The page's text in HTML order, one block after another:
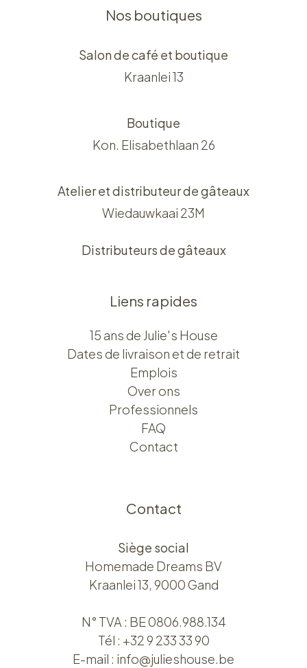
Nos boutiques
Salon de café et boutique
Kraanlei 13
Boutique
Kon. Elisabethlaan 26
Atelier et distributeur de gâteaux
Wiedauwkaai 23M
Distributeurs de gâteaux
Liens rapides
15 ans de Julie's House
Dates de livraison et de retrait
Emplois
Over ons​​
Professionnels
FAQ
Contact
Contact
Siège social
Homemade Dreams BV
Kraanlei 13, 9000 Gand
N° TVA : BE 0806.988.134
Tél : +32 9 233 33 90
E-mail : info@julieshouse.be